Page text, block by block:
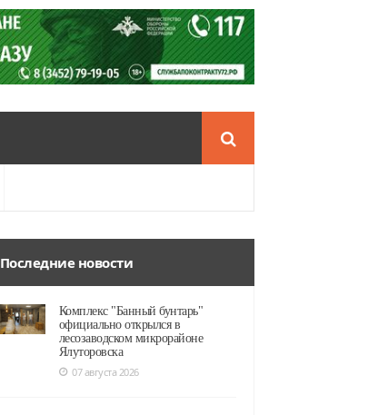
Последние новости
Комплекс "Банный бунтарь"
официально открылся в
лесозаводском микрорайоне
Ялуторовска
07 августа 2026